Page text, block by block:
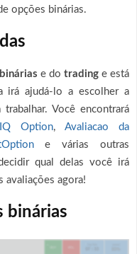
opções binárias.
e do trading e está
irá ajudá-lo a escolher a
Você encontrará
Option, Avaliacao da
e várias outras
qual delas você irá
avaliações agora!
binárias